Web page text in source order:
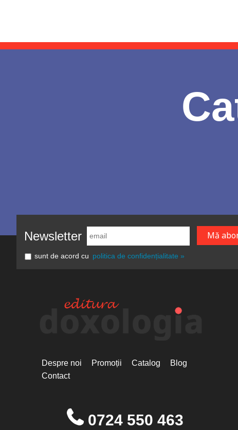
Newsletter
sunt de acord cu politica de confidențialitate »
Despre noi Promoții Catalog
Blog
Contact
0724 550 463